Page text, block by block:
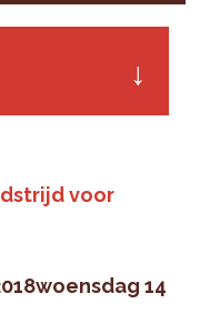
voor
woensdag 14